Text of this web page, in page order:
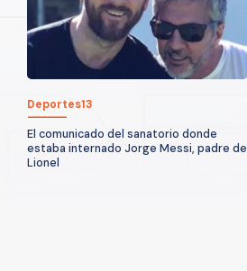
Deportes13
El comunicado del sanatorio donde
estaba internado Jorge Messi, padre de
Lionel